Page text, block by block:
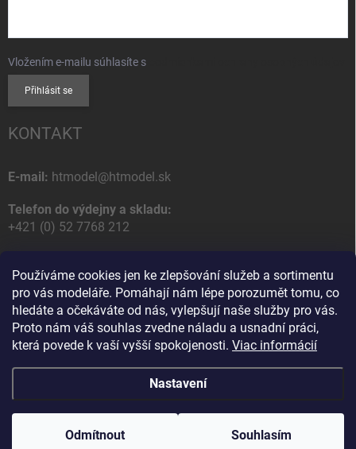
Používáme cookies jen ke zlepšování služeb a sortimentu
pro vás modeláře. Pomáhají nám lépe porozumět tomu, co
hledáte a očekáváte od nás, vylepšují naše služby pro vás.
Proto nám váš souhlas zvedne náladu a usnadní práci,
která povede k vaší vyšší spokojenosti. Viac informácií
Nastavení
Odmítnout Souhlasím
Vložením e-mailu súhlasíte s
Přihlásit se
KONTAKT
E-mail: htmodel@htmodel.sk
Telefon do výdejny a skladu:
+421 (0) 52 7768 212
HT model
Na letisko 49
058 01 Poprad
Slovenská Republika
Copyright 2026HT model. Všechna práva vyhrazena.Upravit nastavení